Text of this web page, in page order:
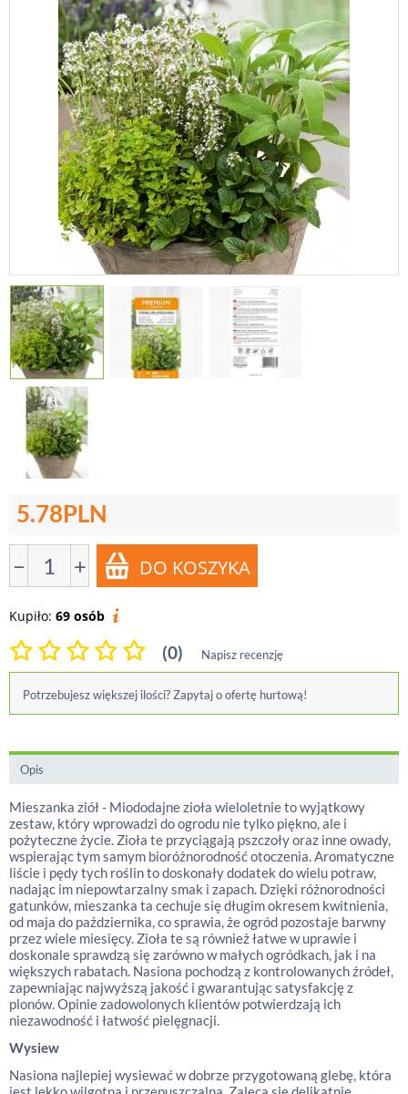
5.78PLN
− +
Kupiło: 69 osób
(0) Napisz recenzję
Potrzebujesz większej ilości? Zapytaj o ofertę hurtową!
Opis
Mieszanka ziół - Miododajne zioła wieloletnie to wyjątkowy
zestaw, który wprowadzi do ogrodu nie tylko piękno, ale i
pożyteczne życie. Zioła te przyciągają pszczoły oraz inne owady,
wspierając tym samym bioróżnorodność otoczenia. Aromatyczne
liście i pędy tych roślin to doskonały dodatek do wielu potraw,
nadając im niepowtarzalny smak i zapach. Dzięki różnorodności
gatunków, mieszanka ta cechuje się długim okresem kwitnienia,
od maja do października, co sprawia, że ogród pozostaje barwny
przez wiele miesięcy. Zioła te są również łatwe w uprawie i
doskonale sprawdzą się zarówno w małych ogródkach, jak i na
większych rabatach. Nasiona pochodzą z kontrolowanych źródeł,
zapewniając najwyższą jakość i gwarantując satysfakcję z
plonów. Opinie zadowolonych klientów potwierdzają ich
niezawodność i łatwość pielęgnacji.
Wysiew
Nasiona najlepiej wysiewać w dobrze przygotowaną glebę, która